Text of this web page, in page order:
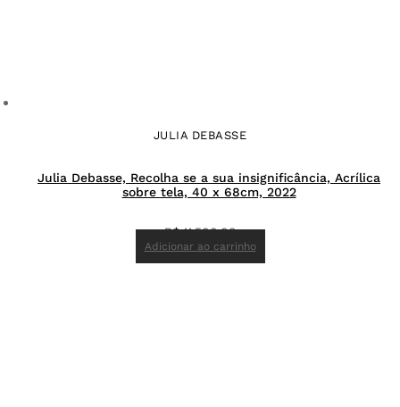
JULIA DEBASSE
Julia Debasse, Recolha se a sua insignificância, Acrílica
sobre tela, 40 x 68cm, 2022
R$11.500,00
Adicionar ao carrinho